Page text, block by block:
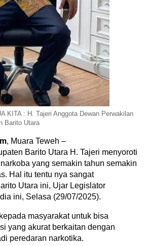
KITA : H. Tajeri Anggota Dewan Perwakilan
Barito Utara
, Muara Teweh –
Barito Utara H. Tajeri menyoroti
yang semakin tahun semakin
Hal itu tentu nya sangat
Utara ini, Ujar Legislator
ini, Selasa (29/07/2025).
masyarakat untuk bisa
yang akurat berkaitan dengan
peredaran narkotika.